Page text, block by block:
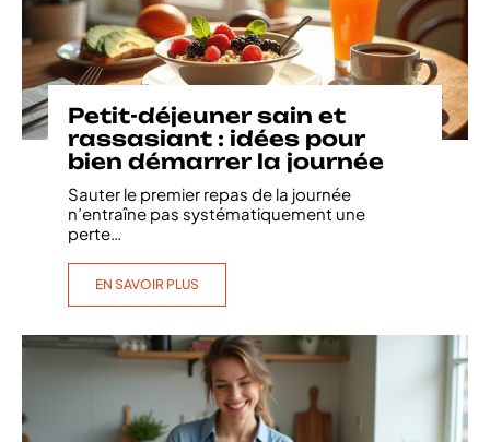
Petit-déjeuner sain et
rassasiant : idées pour
bien démarrer la journée
Sauter le premier repas de la journée
n’entraîne pas systématiquement une
perte…
EN SAVOIR PLUS